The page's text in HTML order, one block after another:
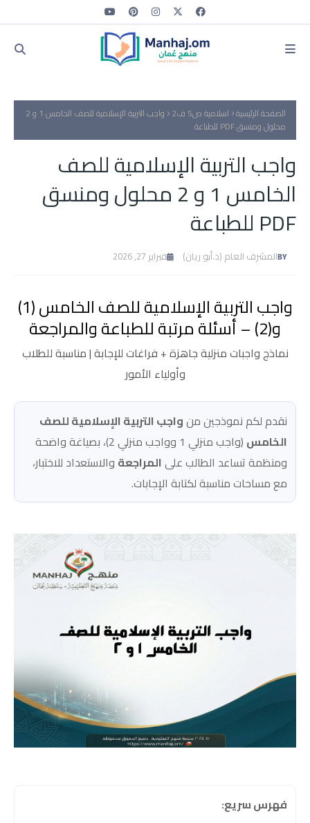
الصفحة الرئيسية اسلامية ص5 ف2
واجب التربية الإسلامية للصف الخامس 1 و 2
محلول ومنسق PDF للطباعة
واجب التربية الإسلامية للصف
الخامس 1 و 2 محلول ومنسق
PDF للطباعة
المشرف العام (د.أبو ريان) فبراير 27, 2026
واجب التربية الإسلامية للصف الخامس (1)
و(2) – أسئلة مرتبة للطباعة والمراجعة
نماذج واجبات منزلية جاهزة + فراغات للإجابة | مناسبة للطلاب
وأولياء الأمور
نقدم لكم نموذجين منواجب التربية الإسلامية للصف
الخامس
(واجب منزلي 1 وواجب منزلي 2)، بصياغة واضحة
ومنظمة تساعد الطالب على المراجعة والاستعداد للاختبار،
مع مساحات مناسبة لكتابة الإجابات.
فهرس سريع: